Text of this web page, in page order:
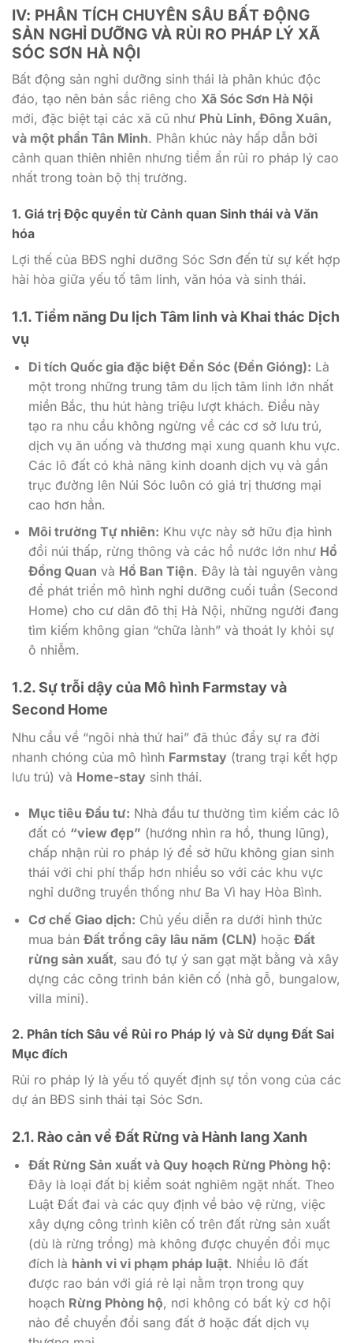
IV: PHÂN TÍCH CHUYÊN SÂU BẤT ĐỘNG
SẢN NGHỈ DƯỠNG VÀ RỦI RO PHÁP LÝ XÃ
SÓC SƠN HÀ NỘI
Bất động sản nghỉ dưỡng sinh thái là phân khúc độc
đáo, tạo nên bản sắc riêng cho Xã Sóc Sơn Hà Nội
mới, đặc biệt tại các xã cũ như Phù Linh, Đông Xuân,
và một phần Tân Minh. Phân khúc này hấp dẫn bởi
cảnh quan thiên nhiên nhưng tiềm ẩn rủi ro pháp lý cao
nhất trong toàn bộ thị trường.
1. Giá trị Độc quyền từ Cảnh quan Sinh thái và Văn
hóa
Lợi thế của BĐS nghỉ dưỡng Sóc Sơn đến từ sự kết hợp
hài hòa giữa yếu tố tâm linh, văn hóa và sinh thái.
1.1. Tiềm năng Du lịch Tâm linh và Khai thác Dịch
vụ
Di tích Quốc gia đặc biệt Đền Sóc (Đền Gióng): Là
một trong những trung tâm du lịch tâm linh lớn nhất
miền Bắc, thu hút hàng triệu lượt khách. Điều này
tạo ra nhu cầu không ngừng về các cơ sở lưu trú,
dịch vụ ăn uống và thương mại xung quanh khu vực.
Các lô đất có khả năng kinh doanh dịch vụ và gần
trục đường lên Núi Sóc luôn có giá trị thương mại
cao hơn hẳn.
Môi trường Tự nhiên: Khu vực này sở hữu địa hình
đồi núi thấp, rừng thông và các hồ nước lớn như Hồ
Đồng Quan và Hồ Ban Tiện. Đây là tài nguyên vàng
để phát triển mô hình nghỉ dưỡng cuối tuần (Second
Home) cho cư dân đô thị Hà Nội, những người đang
tìm kiếm không gian “chữa lành” và thoát ly khỏi sự
ô nhiễm.
1.2. Sự trỗi dậy của Mô hình Farmstay và
Second Home
Nhu cầu về “ngôi nhà thứ hai” đã thúc đẩy sự ra đời
nhanh chóng của mô hình Farmstay (trang trại kết hợp
lưu trú) và Home-stay sinh thái.
Mục tiêu Đầu tư: Nhà đầu tư thường tìm kiếm các lô
đất có “view đẹp” (hướng nhìn ra hồ, thung lũng),
chấp nhận rủi ro pháp lý để sở hữu không gian sinh
thái với chi phí thấp hơn nhiều so với các khu vực
nghỉ dưỡng truyền thống như Ba Vì hay Hòa Bình.
Cơ chế Giao dịch: Chủ yếu diễn ra dưới hình thức
mua bán Đất trồng cây lâu năm (CLN) hoặc Đất
rừng sản xuất, sau đó tự ý san gạt mặt bằng và xây
dựng các công trình bán kiên cố (nhà gỗ, bungalow,
villa mini).
2. Phân tích Sâu về Rủi ro Pháp lý và Sử dụng Đất Sai
Mục đích
Rủi ro pháp lý là yếu tố quyết định sự tồn vong của các
dự án BĐS sinh thái tại Sóc Sơn.
2.1. Rào cản về Đất Rừng và Hành lang Xanh
Đất Rừng Sản xuất và Quy hoạch Rừng Phòng hộ:
Đây là loại đất bị kiểm soát nghiêm ngặt nhất. Theo
Luật Đất đai và các quy định về bảo vệ rừng, việc
xây dựng công trình kiên cố trên đất rừng sản xuất
(dù là rừng trồng) mà không được chuyển đổi mục
đích là hành vi vi phạm pháp luật. Nhiều lô đất
được rao bán với giá rẻ lại nằm trọn trong quy
hoạch Rừng Phòng hộ, nơi không có bất kỳ cơ hội
nào để chuyển đổi sang đất ở hoặc đất dịch vụ